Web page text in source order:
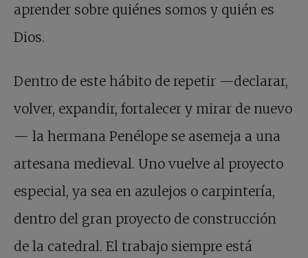
aprender sobre quiénes somos y quién es
Dios.
Dentro de este hábito de repetir —declarar,
volver, expandir, fortalecer y mirar de nuevo
— la hermana Penélope se asemeja a una
artesana medieval. Uno vuelve al proyecto
especial, ya sea en azulejos o carpintería,
dentro del gran proyecto de construcción
de la catedral. El trabajo siempre está